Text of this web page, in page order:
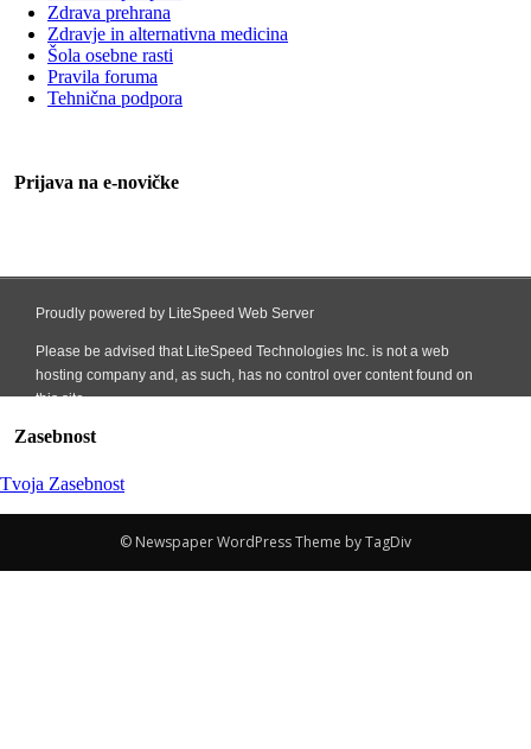
Zdrava prehrana
Zdravje in alternativna medicina
Šola osebne rasti
Pravila foruma
Tehnična podpora
Prijava na e-novičke
Zasebnost
Tvoja Zasebnost
© Newspaper WordPress Theme by TagDiv